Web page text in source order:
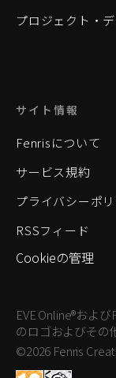
プロジェクト・
サイト情報
Fenrisについて
サービス規約
プライバシーポ
RSSフィード
Cookieの管理
EVE Online®およ
のロゴおよびその
©2026 Fenris